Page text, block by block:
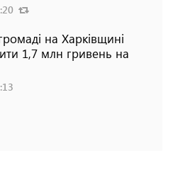
на Харківщині
1,7 млн гривень на